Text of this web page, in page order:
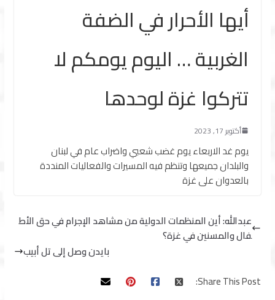
أيها الأحرار في الضفة
الغربية … اليوم يومكم لا
تتركوا غزة لوحدها
أكتوبر 17, 2023
يوم غد الاربعاء يوم غضب شعبي واضراب عام في لبنان
والبلدان جميعها وتنظم فيه المسيرات والفعاليات المنددة
بالعدوان على غزة
عبدالله: أين المنظمات الدولية من مشاهد الإجرام في حق الأط
فال والمسنين في غزة؟
بايدن وصل إلى تل أبيب
Share This Post: